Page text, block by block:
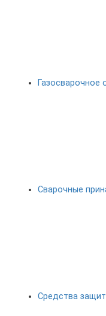
Газосварочное
Сварочные
Средства